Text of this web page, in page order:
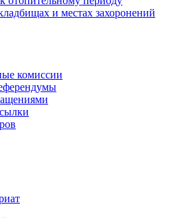
и местах захоронений
комиссии